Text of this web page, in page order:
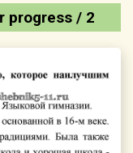
progress / 2